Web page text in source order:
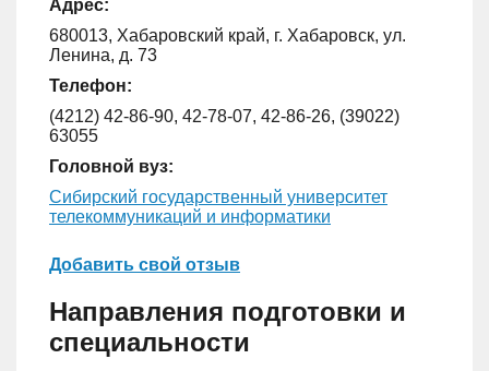
Адрес:
680013, Хабаровский край, г. Хабаровск, ул.
Ленина, д. 73
Телефон:
(4212) 42-86-90, 42-78-07, 42-86-26, (39022)
63055
Головной вуз:
Сибирский государственный университет
телекоммуникаций и информатики
Добавить свой отзыв
Направления подготовки и
специальности